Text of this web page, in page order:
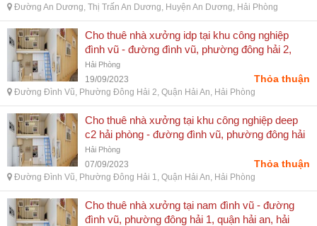
Đường An Dương, Thị Trấn An Dương, Huyện An Dương, Hải Phòng
Cho thuê nhà xưởng idp tại khu công nghiệp
đình vũ - đường đình vũ, phường đông hải 2,
quận hải an, hải phòng
Hải Phòng
19/09/2023 Thỏa thuận
Đường Đình Vũ, Phường Đông Hải 2, Quận Hải An, Hải Phòng
Cho thuê nhà xưởng tại khu công nghiệp deep
c2 hải phòng - đường đình vũ, phường đông hải
1, quận hải an, hải phòng
Hải Phòng
07/09/2023 Thỏa thuận
Đường Đình Vũ, Phường Đông Hải 1, Quận Hải An, Hải Phòng
Cho thuê nhà xưởng tại nam đình vũ - đường
đình vũ, phường đông hải 1, quận hải an, hải